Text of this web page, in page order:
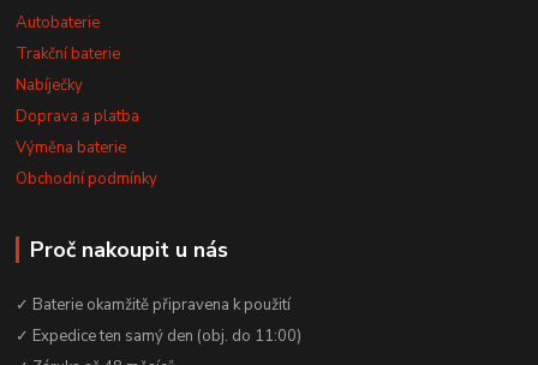
Autobaterie
Trakční baterie
Nabíječky
Doprava a platba
Výměna baterie
Obchodní podmínky
Proč nakoupit u nás
✓ Baterie okamžitě připravena k použití
✓ Expedice ten samý den (obj. do 11:00)